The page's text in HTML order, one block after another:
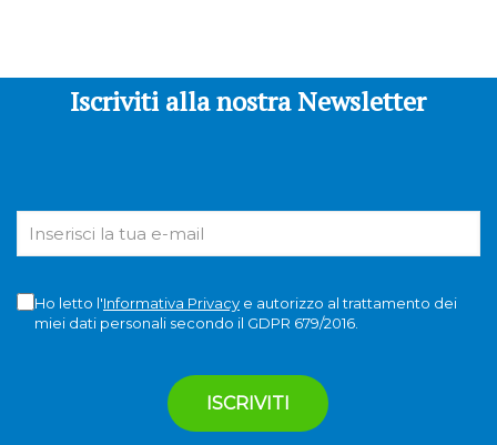
Iscriviti alla nostra Newsletter
Ho letto l'Informativa Privacye autorizzo al trattamento dei
miei dati personali secondo il GDPR 679/2016.